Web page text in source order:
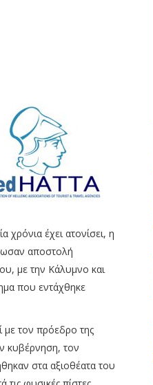
έχει ατονίσει, η
αποστολή
με την Κάλυμνο και
που εντάχθηκε
με τον πρόεδρο της
κυβέρνηση, τον
στα αξιοθέατα του